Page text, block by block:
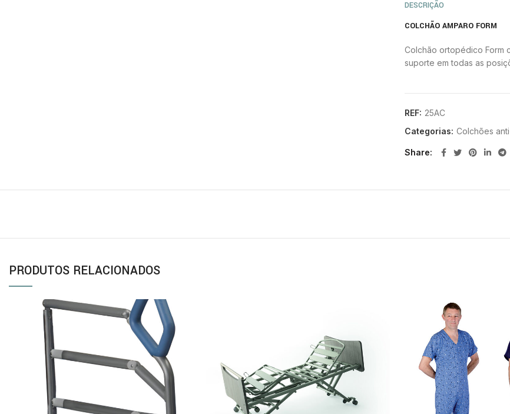
DESCRIÇÃO
COLCHÃO AMPARO FORM
Colchão ortopédico Form
suporte em todas as
REF: 25AC
Categorias: Colchões
Share
PRODUTOS RELACIONADOS